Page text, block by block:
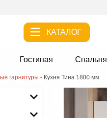
КАТАЛОГ
Гостиная Спальня
гарнитуры - Кухня Тина 1800 мм